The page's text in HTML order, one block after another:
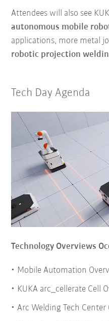
Attendees will also see
autonomous mobile
applications, more metal
robotic projection
Tech Day Agenda
Technology Overviews
Mobile Automation
KUKA arc_cellerate Cell
Arc Welding Tech